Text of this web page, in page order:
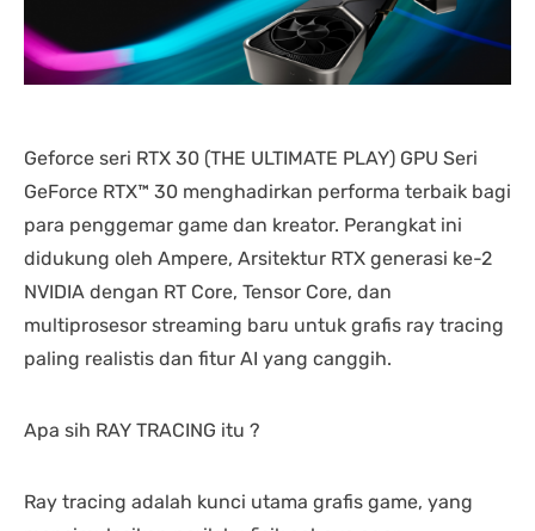
laptopnya banyak
banyak pilihan.
saran untuk
dipastikan terbaik
dibandingkan tempat lain...
salesnya juga friendly
banget... saya dilayani
CS
Geforce seri RTX 30 (THE ULTIMATE PLAY) GPU Seri
GeForce RTX™ 30 menghadirkan performa terbaik bagi
para penggemar game dan kreator. Perangkat ini
didukung oleh Ampere, Arsitektur RTX generasi ke-2
NVIDIA dengan RT Core, Tensor Core, dan
multiprosesor streaming baru untuk grafis ray tracing
paling realistis dan fitur AI yang canggih.
Apa sih RAY TRACING itu ?
Ray tracing adalah kunci utama grafis game, yang